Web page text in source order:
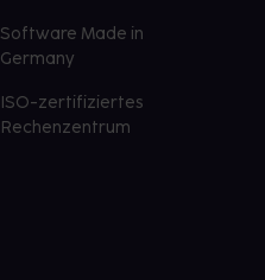
Software Made in
Germany
ISO-zertifiziertes
Rechenzentrum